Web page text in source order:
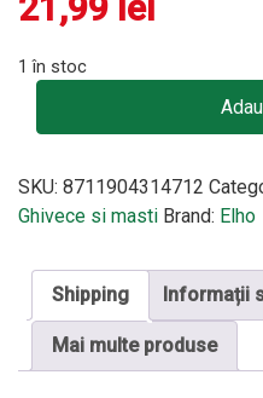
1 în stoc
SKU: 8711904314712
Ghivece si masti Brand: Elho
Shipping Informații
Mai multe produse